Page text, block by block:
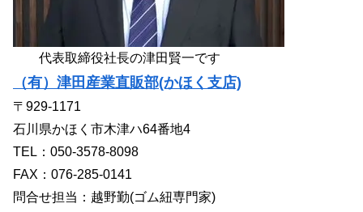
代表取締役社長の津田賢一です
（有）津田産業直販部(かほく支店)
〒929-1171
石川県かほく市木津ハ64番地4
TEL：050-3578-8098
FAX：076-285-0141
問合せ担当：越野勤(ゴム紐専門家)